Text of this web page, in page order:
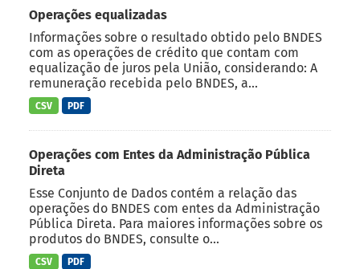
Operações equalizadas
Informações sobre o resultado obtido pelo BNDES
com as operações de crédito que contam com
equalização de juros pela União, considerando: A
remuneração recebida pelo BNDES, a...
CSV PDF
Operações com Entes da Administração Pública
Direta
Esse Conjunto de Dados contém a relação das
operações do BNDES com entes da Administração
Pública Direta. Para maiores informações sobre os
produtos do BNDES, consulte o...
CSV PDF